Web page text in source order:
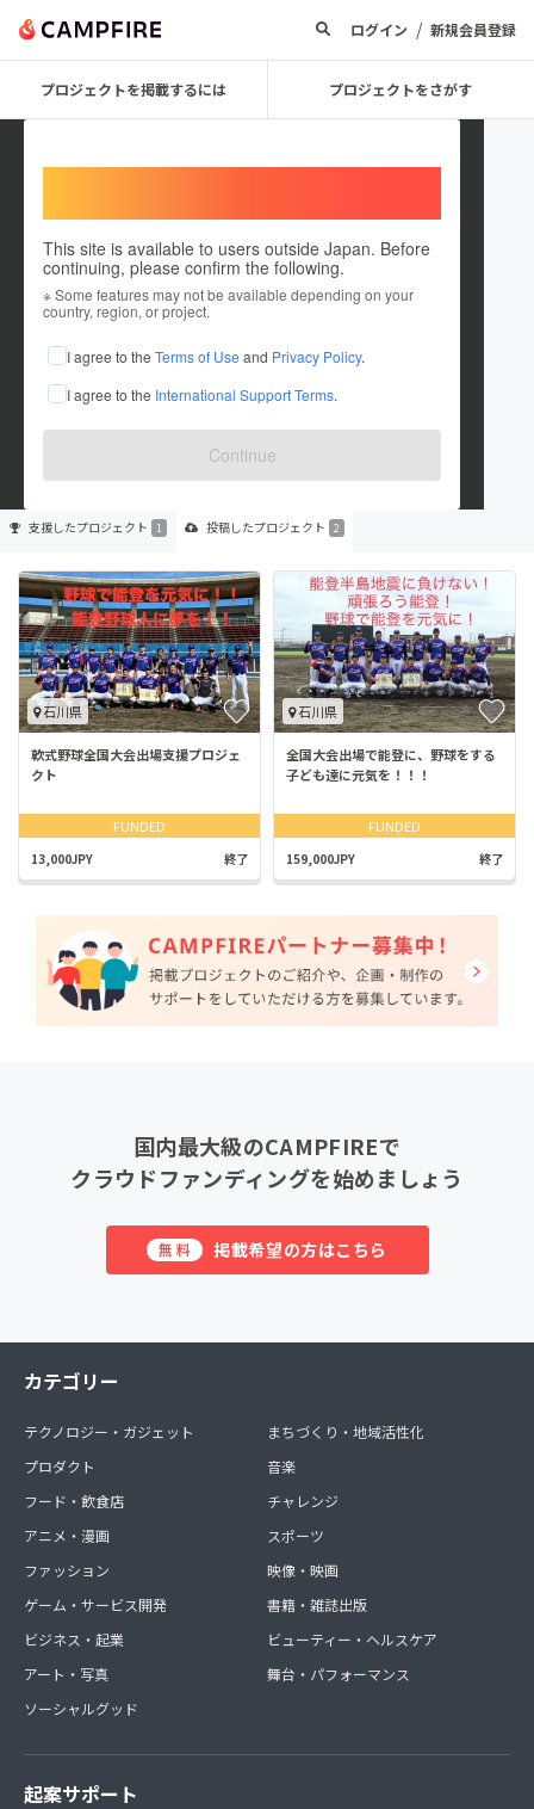
ログイン / 新規会員登録
プロジェクトを掲載するには プロジェクトをさがす
This site is available to users outside Japan. Before
continuing, please confirm the following.
※ Some features may not be available depending on your
country, region, or project.
I agree to the Terms of Use and Privacy Policy.
I agree to the International Support Terms.
Continue
user_3aaee56d74e4
これまでに1回支援して2件のプロジェクトを投稿しています
在住国：未設定
出身国：未設定
支援したプロジェクト 1 投稿したプロジェクト 2
石川県
軟式野球全国大会出場支援プロジェ
クト
FUNDED
13,000JPY 終了
石川県
全国大会出場で能登に、野球をする
子ども達に元気を！！！
FUNDED
159,000JPY 終了
国内最大級のCAMPFIREで
クラウドファンディングを始めましょう
無料 掲載希望の方はこちら
カテゴリー
テクノロジー・ガジェット
プロダクト
フード・飲食店
アニメ・漫画
ファッション
ゲーム・サービス開発
ビジネス・起業
アート・写真
ソーシャルグッド
まちづくり・地域活性化
音楽
チャレンジ
スポーツ
映像・映画
書籍・雑誌出版
ビューティー・ヘルスケア
舞台・パフォーマンス
起案サポート